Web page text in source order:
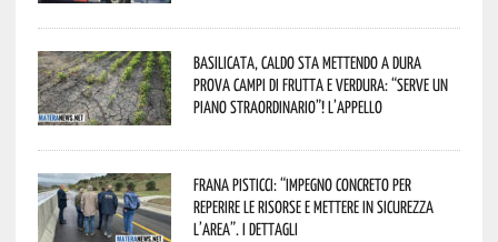
Basilicata, caldo sta mettendo a dura
prova campi di frutta e verdura: “Serve un
piano straordinario”! L’appello
Frana Pisticci: “Impegno concreto per
reperire le risorse e mettere in sicurezza
l’area”. I dettagli